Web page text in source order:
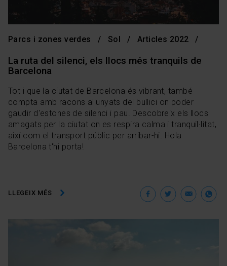
Parcs i zones verdes Sol Articles 2022
La ruta del silenci, els llocs més tranquils de
Barcelona
Tot i que la ciutat de Barcelona és vibrant, també
compta amb racons allunyats del bullici on poder
gaudir d'estones de silenci i pau. Descobreix els llocs
amagats per la ciutat on es respira calma i tranquil·litat,
així com el transport públic per arribar-hi. Hola
Barcelona t'hi porta!
LLEGEIX MÉS Facebook
Twitter